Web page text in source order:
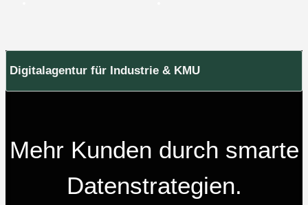
Digitalagentur für Industrie & KMU
Mehr Kunden durch smarte
Datenstrategien.